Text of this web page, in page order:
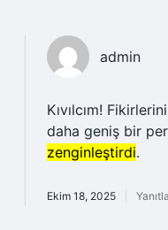
admin
Kıvılcım!
daha geniş bir
zenginleştirdi.
Ekim 18, 2025 Yanıtla